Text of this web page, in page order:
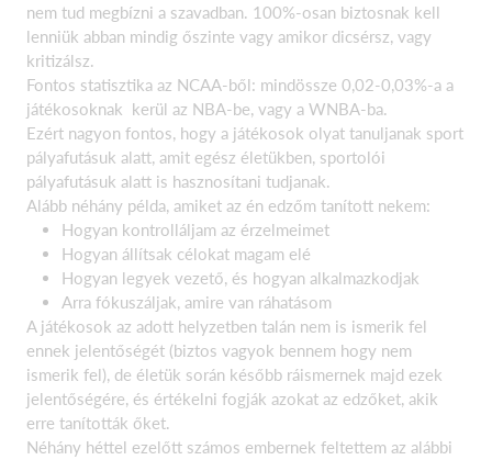
nem tud megbízni a szavadban. 100%-osan biztosnak kell
lenniük abban mindig őszinte vagy amikor dicsérsz, vagy
kritizálsz.
Fontos statisztika az NCAA-ből: mindössze 0,02-0,03%-a a
játékosoknak kerül az NBA-be, vagy a WNBA-ba.
Ezért nagyon fontos, hogy a játékosok olyat tanuljanak sport
pályafutásuk alatt, amit egész életükben, sportolói
pályafutásuk alatt is hasznosítani tudjanak.
Alább néhány példa, amiket az én edzőm tanított nekem:
Hogyan kontrolláljam az érzelmeimet
Hogyan állítsak célokat magam elé
Hogyan legyek vezető, és hogyan alkalmazkodjak
Arra fókuszáljak, amire van ráhatásom
A játékosok az adott helyzetben talán nem is ismerik fel
ennek jelentőségét (biztos vagyok bennem hogy nem
ismerik fel), de életük során később ráismernek majd ezek
jelentőségére, és értékelni fogják azokat az edzőket, akik
erre tanították őket.
Néhány héttel ezelőtt számos embernek feltettem az alábbi